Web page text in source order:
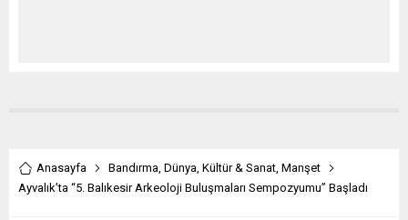
Anasayfa Bandırma Dünya Kültür & Sanat Manşet
Ayvalık’ta “5. Balıkesir Arkeoloji Buluşmaları Sempozyumu” Başladı